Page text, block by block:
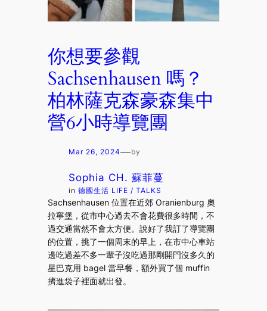
你想要參觀
Sachsenhausen 嗎？
柏林薩克森豪森集中
營6小時導覽團
Mar 26, 2024—by
Sophia CH. 蘇菲蔓
in德國生活 LIFE / TALKS
Sachsenhausen 位置在近郊 Oranienburg 奧
拉寧堡，從市中心過去不會花費很多時間，不
過交通當然不會太方便。說好了我訂了導覽團
的位置，挑了一個周末的早上，在市中心車站
邊吃過差不多一輩子沒吃過那剛開門沒多久的
星巴克用 bagel 當早餐，額外買了個 muffin
擠進袋子裡面就出發。